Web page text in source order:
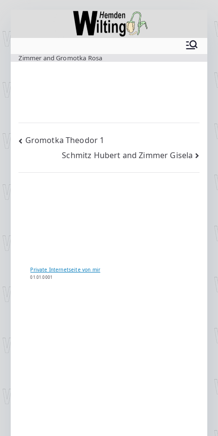
Inhalt
Zimmer and Gromotka Rosa
Beitragsnavigation
Gromotka Theodor 1
Schmitz Hubert and Zimmer Gisela
Private Internetseite von mir
01.01.0001